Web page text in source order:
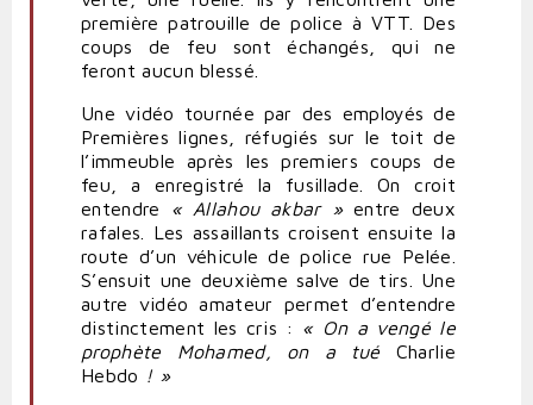
première patrouille depolice à VTT. Des
coups de feu sont échangés, qui ne
feront aucun blessé.
Une vidéo tournée par des employés de
Premières lignes, réfugiés sur le toit de
l’immeuble après les premiers coups de
feu, a enregistré la fusillade. On croit
entendre
« Allahou akbar »entre deux
rafales. Les assaillants croisent ensuite la
route d’un véhicule de police rue Pelée.
S’ensuit une deuxième salve de tirs. Une
autre vidéo amateur permet d’entendre
distinctement les cris : « On a vengé le
prophète Mohamed, on a tué Charlie
Hebdo ! »